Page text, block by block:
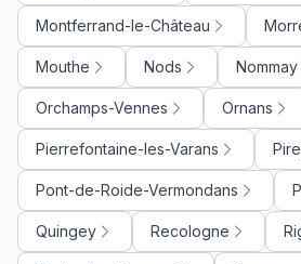
Montferrand-le-Château
Mouthe Nods Nommay
Orchamps-Vennes Ornans
Pierrefontaine-les-Varans
Pont-de-Roide-Vermondans
Quingey Recologne